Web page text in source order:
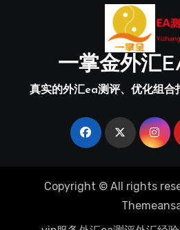
一掌金外汇
真实的外汇ea测评、优化组合
Copyright © All rights